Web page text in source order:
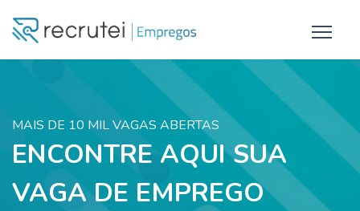
MAIS DE 10 MIL VAGAS ABERTAS
ENCONTRE AQUI SUA
VAGA DE EMPREGO